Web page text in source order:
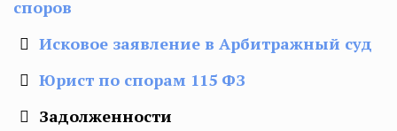
споров
Исковое заявление в Арбитражный суд
Юрист по спорам 115 ФЗ
Задолженности